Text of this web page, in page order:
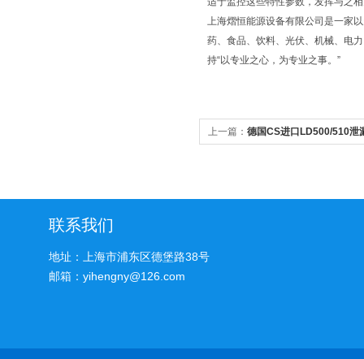
上海熠恒能源设备有限公司是一家
药、食品、饮料、光伏、机械、电
持“以专业之心，为专业之事。”
上一篇： 德国CS进口LD500/510泄
联系我们
地址：上海市浦东区德堡路38号
邮箱：yihengny@126.com